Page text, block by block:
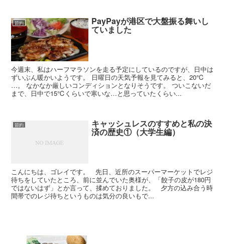
節約 PayPayが港区で大盤振る舞いし
ていました
今週末、私はハーフマラソンを走る予定にしているのですが、日中は
ずいぶん暖かいようです。 日曜日の天気予報を見てみると、20℃
…。 なかなか厳しいコンディションとなりそうです。 ついこないだ
まで、日中で15℃くらいで寒いな…と思っていたくらい...
節約 キャッシュレスのすすめと私の決
済の歴史①（大学生編）
こんにちは、ゴレイです。 先日、近所のスーパーマーケットでレジ
待ちをしていたところ、前に並んでいた奥様が、「餃子の皮が180円
ではないはず」とか言って、揉めておりました。 夕方の込み合う時
間帯でのレジ待ちというものは気分の良いもで...